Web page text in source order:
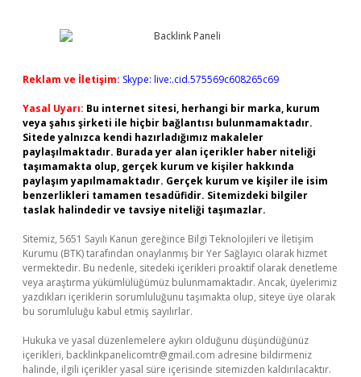
Reklam ve İletişim: Skype: live:.cid.575569c608265c69
Yasal Uyarı: Bu internet sitesi, herhangi bir marka, kurum
veya şahıs şirketi ile hiçbir bağlantısı bulunmamaktadır.
Sitede yalnızca kendi hazırladığımız makaleler
paylaşılmaktadır. Burada yer alan içerikler haber niteliği
taşımamakta olup, gerçek kurum ve kişiler hakkında
paylaşım yapılmamaktadır. Gerçek kurum ve kişiler ile isim
benzerlikleri tamamen tesadüfidir. Sitemizdeki bilgiler
taslak halindedir ve tavsiye niteliği taşımazlar.
Sitemiz, 5651 Sayılı Kanun gereğince Bilgi Teknolojileri ve İletişim
Kurumu (BTK) tarafından onaylanmış bir Yer Sağlayıcı olarak hizmet
vermektedir. Bu nedenle, sitedeki içerikleri proaktif olarak denetleme
veya araştırma yükümlülüğümüz bulunmamaktadır. Ancak, üyelerimiz
yazdıkları içeriklerin sorumluluğunu taşımakta olup, siteye üye olarak
bu sorumluluğu kabul etmiş sayılırlar.
Hukuka ve yasal düzenlemelere aykırı olduğunu düşündüğünüz
içerikleri, backlinkpanelicomtr@gmail.com adresine bildirmeniz
halinde, ilgili içerikler yasal süre içerisinde sitemizden kaldırılacaktır.